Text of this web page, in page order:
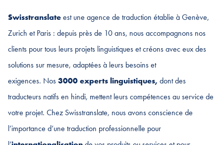
Swisstranslateest une agence de traduction établie à Genève,
Zurich et Paris : depuis près de 10 ans, nous accompagnons nos
clients pour tous leurs projets linguistiques et créons avec eux des
solutions sur mesure, adaptées à leurs besoins et
exigences. Nos3000 experts linguistiques, dont des
traducteurs natifs en hindi, mettent leurs compétences au service de
votre projet. Chez Swisstranslate, nous avons conscience de
l’importance d’une traduction professionnelle pour